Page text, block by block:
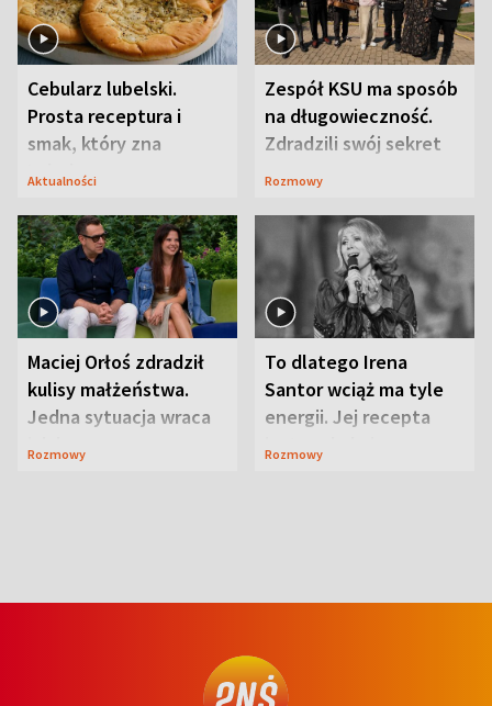
Cebularz lubelski.
Prosta receptura i
smak, który zna
Lubelszczyzna
Aktualności
Zespół KSU ma sposób
na długowieczność.
Zdradzili swój sekret
Rozmowy
Maciej Orłoś zdradził
kulisy małżeństwa.
Jedna sytuacja wraca
jak bumerang
Rozmowy
To dlatego Irena
Santor wciąż ma tyle
energii. Jej recepta
jest zaskakująco
Rozmowy